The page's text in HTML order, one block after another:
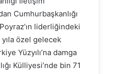
Cumhurbaşkanlığı
liderliğindeki
yıla özel gelecek
Yüzyılı’na damga
Külliyesi’nde bin 71